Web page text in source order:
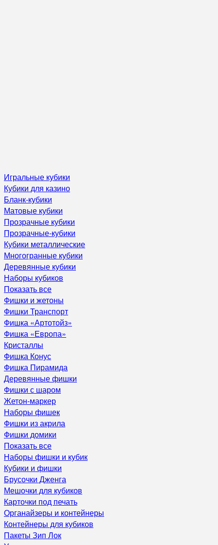
Игральные кубики
Кубики для казино
Бланк-кубики
Матовые кубики
Прозрачные кубики
Прозрачные-кубики
Кубики металлические
Многогранные кубики
Деревянные кубики
Наборы кубиков
Показать все
Фишки и жетоны
Фишки Транспорт
Фишка «Артотойз»
Фишка «Европа»
Кристаллы
Фишка Конус
Фишка Пирамида
Деревянные фишки
Фишки с шаром
Жетон-маркер
Наборы фишек
Фишки из акрила
Фишки домики
Показать все
Наборы фишки и кубик
Кубики и фишки
Брусочки Дженга
Мешочки для кубиков
Карточки под печать
Органайзеры и контейнеры
Контейнеры для кубиков
Пакеты Зип Лок